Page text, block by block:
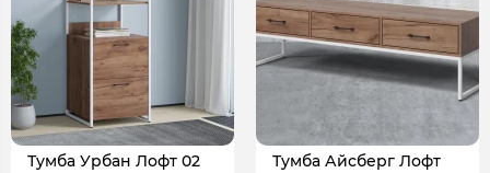
Тумба Урбан Лофт 02
Тумба Айсберг Лофт